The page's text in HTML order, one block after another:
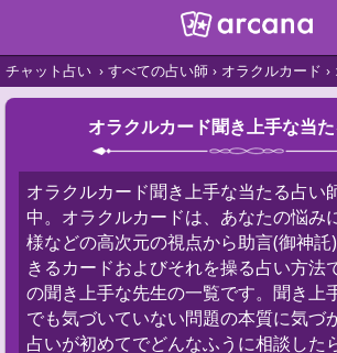
チャット占い すべての占い師 オラクルカード
オラクルカード聞き上手な当
オラクルカード聞き上手な当たる占い
中。オラクルカードは、あなたの悩み
様などの高次元の視点から助言(御神
きるカードおよびそれを操る占い方法
の聞き上手な先生の一覧です。聞き上
でも気づいていない問題の本質に気づ
占いが初めてでどんなふうに相談した